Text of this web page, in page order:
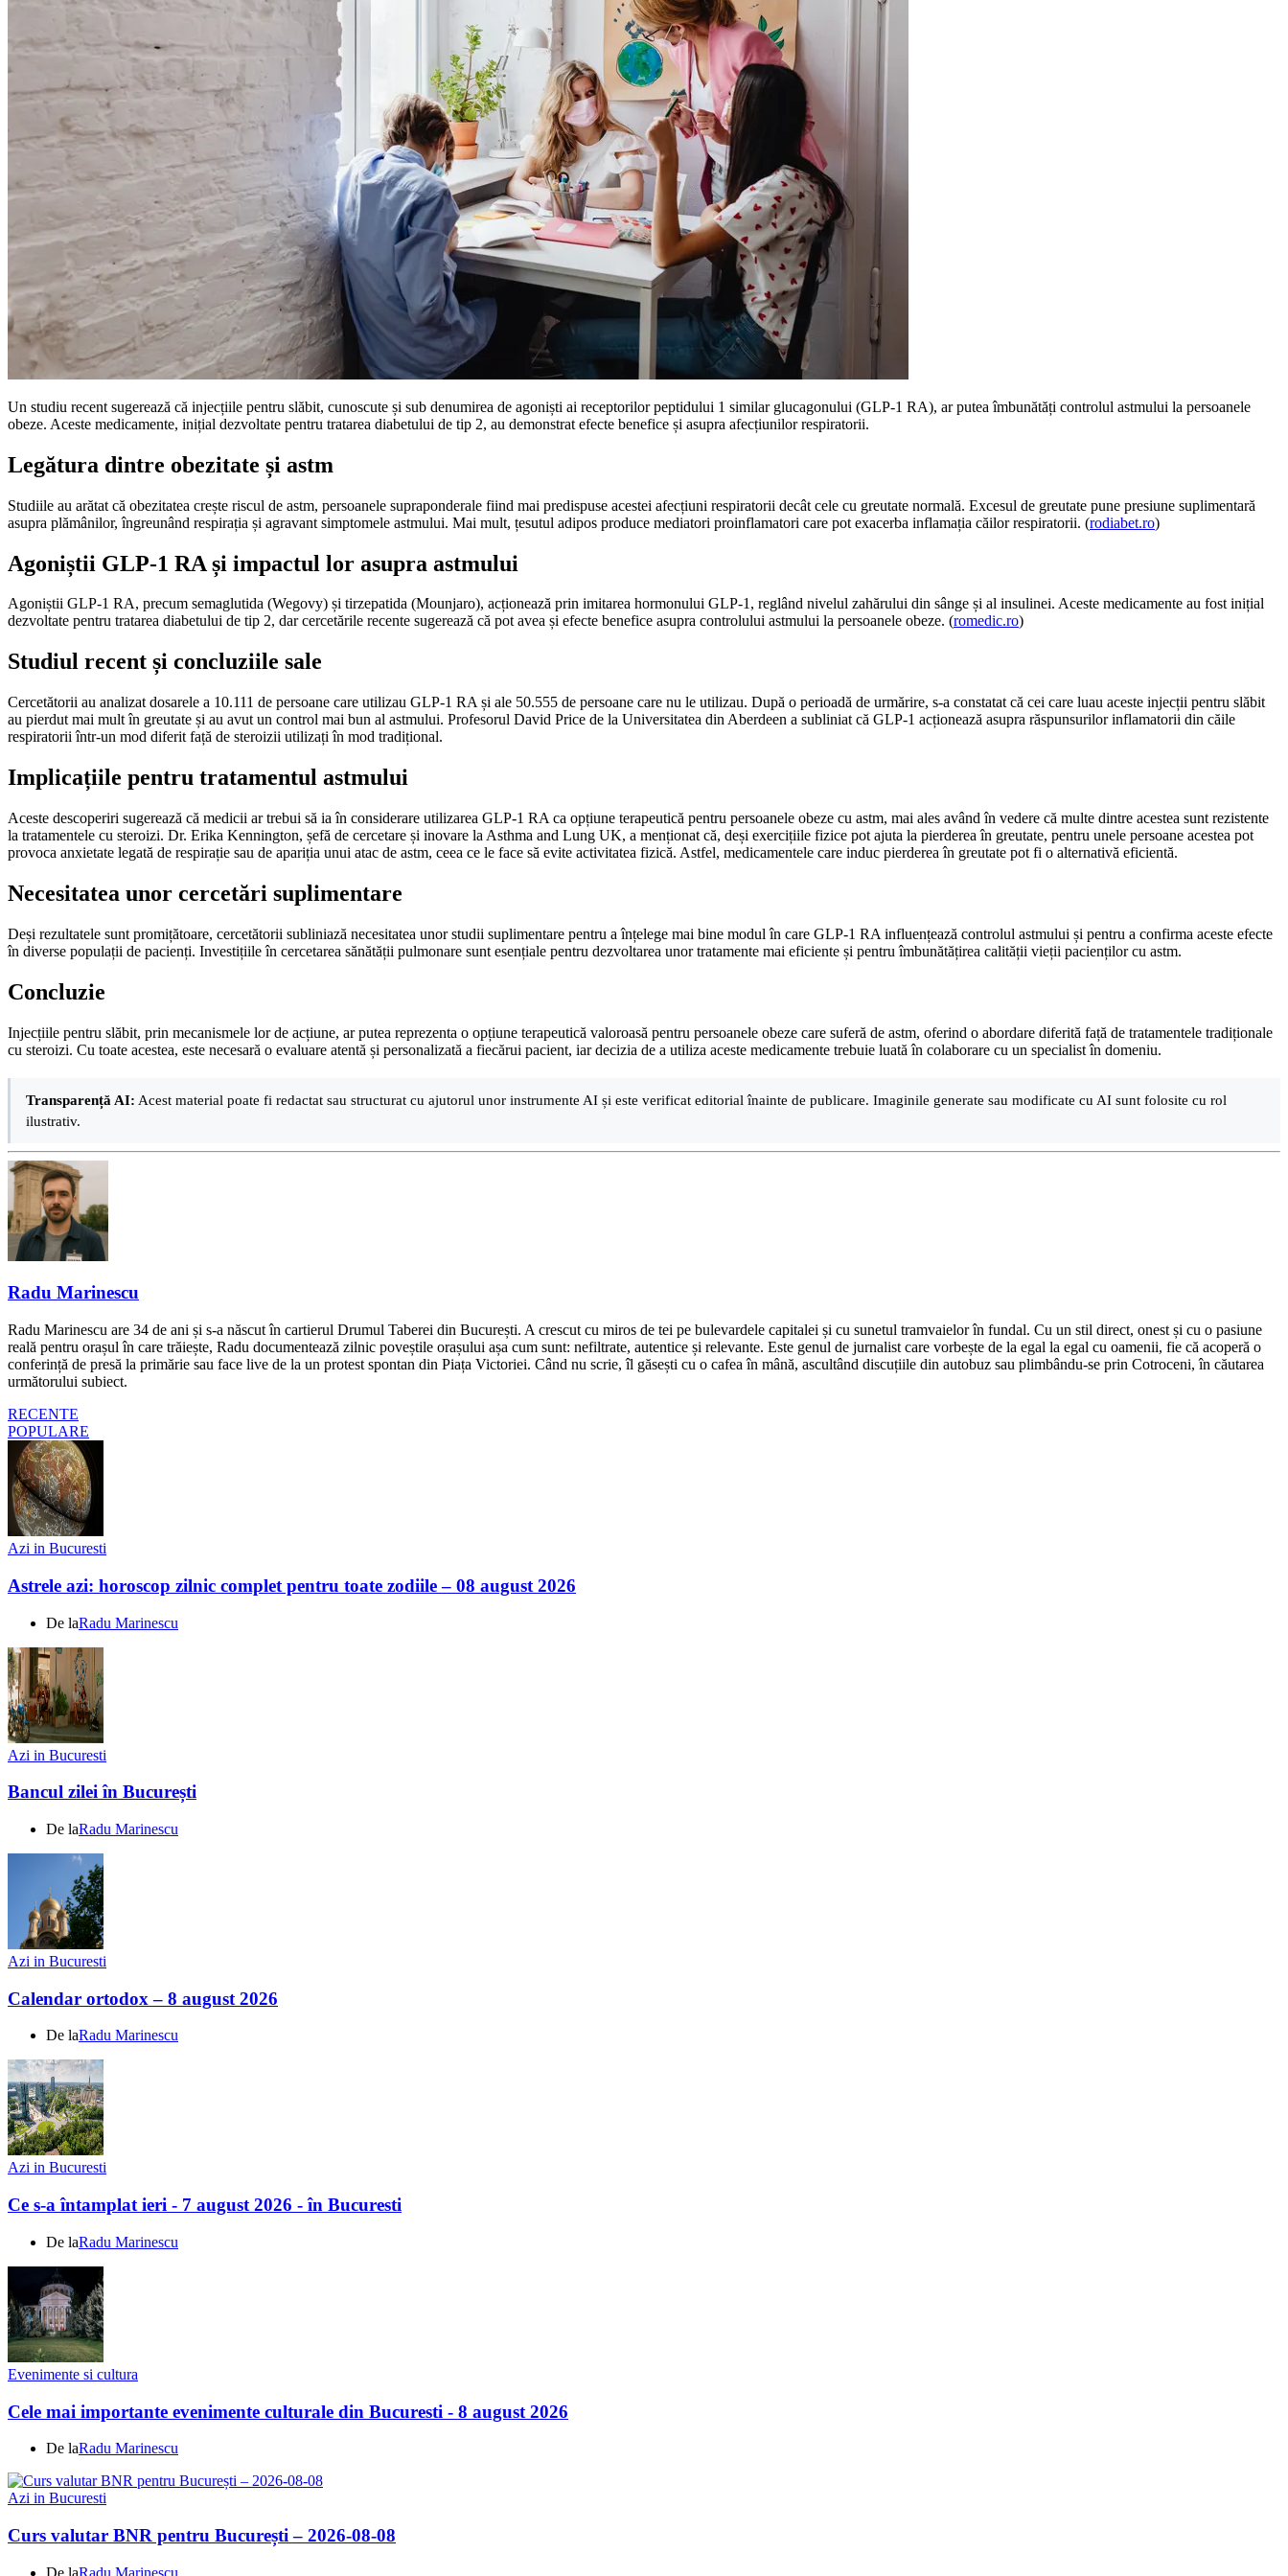
Un studiu recent sugerează că injecțiile pentru slăbit, cunoscute și sub denumirea de agoniști ai receptorilor peptidului 1 similar glucagonului (GLP-1 RA), ar putea îmbunătăți controlul astmului la persoanele
obeze. Aceste medicamente, inițial dezvoltate pentru tratarea diabetului de tip 2, au demonstrat efecte benefice și asupra afecțiunilor respiratorii.
Legătura dintre obezitate și astm
Studiile au arătat că obezitatea crește riscul de astm, persoanele supraponderale fiind mai predispuse acestei afecțiuni respiratorii decât cele cu greutate normală. Excesul de greutate pune presiune suplimentară
asupra plămânilor, îngreunând respirația și agravant simptomele astmului. Mai mult, țesutul adipos produce mediatori proinflamatori care pot exacerba inflamația căilor respiratorii. (rodiabet.ro)
Agoniștii GLP-1 RA și impactul lor asupra astmului
Agoniștii GLP-1 RA, precum semaglutida (Wegovy) și tirzepatida (Mounjaro), acționează prin imitarea hormonului GLP-1, reglând nivelul zahărului din sânge și al insulinei. Aceste medicamente au fost inițial
dezvoltate pentru tratarea diabetului de tip 2, dar cercetările recente sugerează că pot avea și efecte benefice asupra controlului astmului la persoanele obeze. (romedic.ro)
Studiul recent și concluziile sale
Cercetătorii au analizat dosarele a 10.111 de persoane care utilizau GLP-1 RA și ale 50.555 de persoane care nu le utilizau. După o perioadă de urmărire, s-a constatat că cei care luau aceste injecții pentru slăbit
au pierdut mai mult în greutate și au avut un control mai bun al astmului. Profesorul David Price de la Universitatea din Aberdeen a subliniat că GLP-1 acționează asupra răspunsurilor inflamatorii din căile
respiratorii într-un mod diferit față de steroizii utilizați în mod tradițional.
Implicațiile pentru tratamentul astmului
Aceste descoperiri sugerează că medicii ar trebui să ia în considerare utilizarea GLP-1 RA ca opțiune terapeutică pentru persoanele obeze cu astm, mai ales având în vedere că multe dintre acestea sunt rezistente
la tratamentele cu steroizi. Dr. Erika Kennington, șefă de cercetare și inovare la Asthma and Lung UK, a menționat că, deși exercițiile fizice pot ajuta la pierderea în greutate, pentru unele persoane acestea pot
provoca anxietate legată de respirație sau de apariția unui atac de astm, ceea ce le face să evite activitatea fizică. Astfel, medicamentele care induc pierderea în greutate pot fi o alternativă eficientă.
Necesitatea unor cercetări suplimentare
Deși rezultatele sunt promițătoare, cercetătorii subliniază necesitatea unor studii suplimentare pentru a înțelege mai bine modul în care GLP-1 RA influențează controlul astmului și pentru a confirma aceste efecte
în diverse populații de pacienți. Investițiile în cercetarea sănătății pulmonare sunt esențiale pentru dezvoltarea unor tratamente mai eficiente și pentru îmbunătățirea calității vieții pacienților cu astm.
Concluzie
Injecțiile pentru slăbit, prin mecanismele lor de acțiune, ar putea reprezenta o opțiune terapeutică valoroasă pentru persoanele obeze care suferă de astm, oferind o abordare diferită față de tratamentele tradiționale
cu steroizi. Cu toate acestea, este necesară o evaluare atentă și personalizată a fiecărui pacient, iar decizia de a utiliza aceste medicamente trebuie luată în colaborare cu un specialist în domeniu.
Transparență AI: Acest material poate fi redactat sau structurat cu ajutorul unor instrumente AI și este verificat editorial înainte de publicare. Imaginile generate sau modificate cu AI sunt folosite cu rol
ilustrativ.
Radu Marinescu
Radu Marinescu are 34 de ani și s-a născut în cartierul Drumul Taberei din București. A crescut cu miros de tei pe bulevardele capitalei și cu sunetul tramvaielor în fundal. Cu un stil direct, onest și cu o pasiune
reală pentru orașul în care trăiește, Radu documentează zilnic poveștile orașului așa cum sunt: nefiltrate, autentice și relevante. Este genul de jurnalist care vorbește de la egal la egal cu oamenii, fie că acoperă o
conferință de presă la primărie sau face live de la un protest spontan din Piața Victoriei. Când nu scrie, îl găsești cu o cafea în mână, ascultând discuțiile din autobuz sau plimbându-se prin Cotroceni, în căutarea
următorului subiect.
RECENTE
POPULARE
Azi in Bucuresti
Astrele azi: horoscop zilnic complet pentru toate zodiile – 08 august 2026
De laRadu Marinescu
Azi in Bucuresti
Bancul zilei în București
De laRadu Marinescu
Azi in Bucuresti
Calendar ortodox – 8 august 2026
De laRadu Marinescu
Azi in Bucuresti
Ce s-a întamplat ieri - 7 august 2026 - în Bucuresti
De laRadu Marinescu
Evenimente si cultura
Cele mai importante evenimente culturale din Bucuresti - 8 august 2026
De laRadu Marinescu
Azi in Bucuresti
Curs valutar BNR pentru București – 2026-08-08
De laRadu Marinescu